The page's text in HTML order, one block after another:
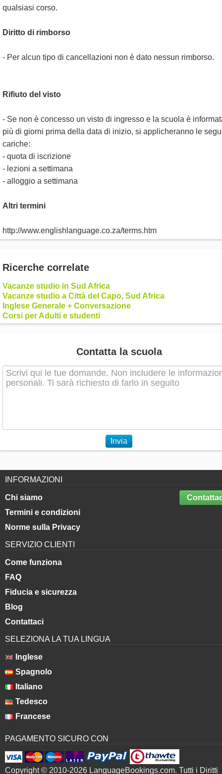
qualsiasi corso.
Diritto di rimborso
- Per alcun tipo di cancellazioni non è dato nessun rimborso.
Rifiuto del visto
- Se non è concesso un visto di ingresso e la scuola è
più di giorni prima della data di inizio, si applicheranno le
cariche:
- quota di iscrizione
- lezioni a settimana
- alloggio a settimana
Altri termini
http://www.englishlanguage.co.za/terms.htm
Ricerche correlate
Vacanze studio in Sud Africa
Vacanze studio a Città del Capo, Sud Africa
Inglese Generale + Conversazione
Corsi per Adulti e studenti
Contatta la scuola
Invia
INFORMAZIONI
Chi siamo
Termini e condizioni
Norme sulla Privacy
SERVIZIO CLIENTI
Come funziona
FAQ
Fiducia e sicurezza
Blog
Contattaci
SELEZIONA LA TUA LINGUA
Inglese
Spagnolo
Italiano
Tedesco
Francese
PAGAMENTO SICURO CON
Copyright © 2010-2026 LanguageBookings.com. Tutti i Diritti